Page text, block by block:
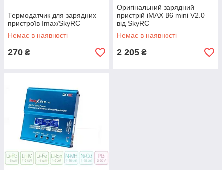
Термодатчик для зарядних
пристроїв Imax/SkyRC
Немає в наявності
270 ₴
Оригінальний зарядний
пристрій iMAX B6 mini V2.0
від SkyRC
Немає в наявності
2 205 ₴